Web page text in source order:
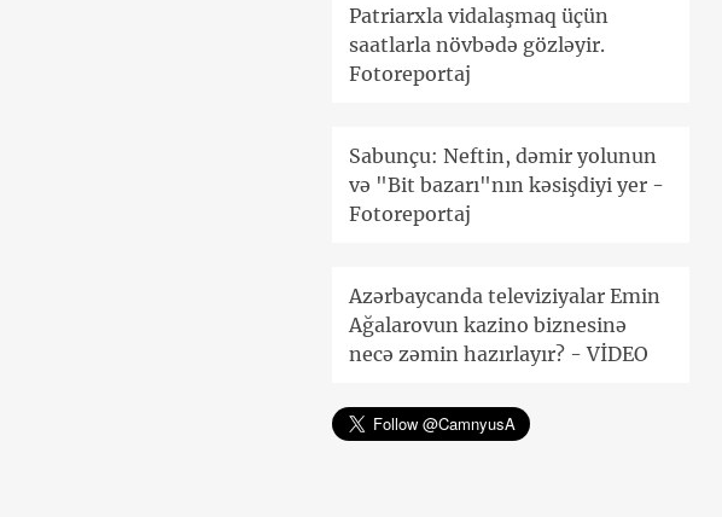
Patriarxla vidalaşmaq üçün
saatlarla növbədə gözləyir.
Fotoreportaj
Sabunçu: Neftin, dəmir yolunun
və "Bit bazarı"nın kəsişdiyi yer -
Fotoreportaj
Azərbaycanda televiziyalar Emin
Ağalarovun kazino biznesinə
necə zəmin hazırlayır? - VİDEO